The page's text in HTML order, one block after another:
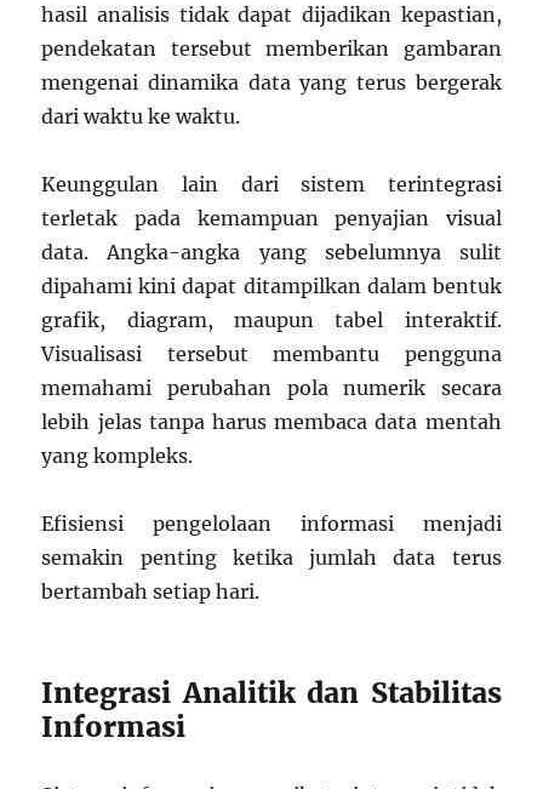
hasil analisis tidak dapat dijadikan kepastian,
pendekatan tersebut memberikan gambaran
mengenai dinamika data yang terus bergerak
dari waktu ke waktu.
Keunggulan lain dari sistem terintegrasi
terletak pada kemampuan penyajian visual
data. Angka-angka yang sebelumnya sulit
dipahami kini dapat ditampilkan dalam bentuk
grafik, diagram, maupun tabel interaktif.
Visualisasi tersebut membantu pengguna
memahami perubahan pola numerik secara
lebih jelas tanpa harus membaca data mentah
yang kompleks.
Efisiensi pengelolaan informasi menjadi
semakin penting ketika jumlah data terus
bertambah setiap hari.
Integrasi Analitik dan Stabilitas
Informasi